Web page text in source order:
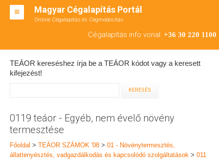
Magyar Cégalapítás Portál
Online Cégalapítás és Cégmódosítás
Cégalapítás info vonal: +36 30 220 1100
BT ALAPÍTÁS
RT ALAPÍTÁS
TEÁOR SZÁMOK '08
TEÁOR kereséshez írja be a TEÁOR kódot vagy a keresett
kifejezést!
0119 teáor - Egyéb, nem évelő növény
termesztése
Főoldal > TEÁOR SZÁMOK '08 > 01 - Növénytermesztés,
állattenyésztés, vadgazdálkodás és kapcsolódó szolgáltatások > 011